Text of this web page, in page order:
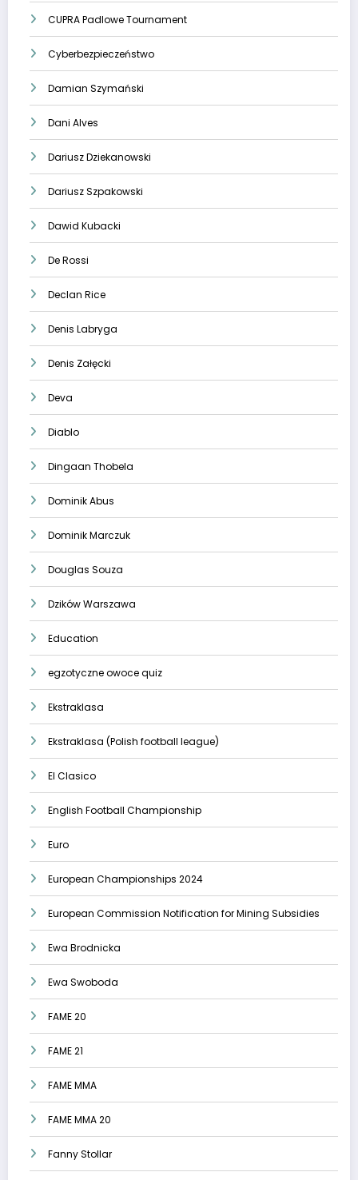
CUPRA Padlowe Tournament
Cyberbezpieczeństwo
Damian Szymański
Dani Alves
Dariusz Dziekanowski
Dariusz Szpakowski
Dawid Kubacki
De Rossi
Declan Rice
Denis Labryga
Denis Załęcki
Deva
Diablo
Dingaan Thobela
Dominik Abus
Dominik Marczuk
Douglas Souza
Dzików Warszawa
Education
egzotyczne owoce quiz
Ekstraklasa
Ekstraklasa (Polish football league)
El Clasico
English Football Championship
Euro
European Championships 2024
European Commission Notification for Mining Subsidies
Ewa Brodnicka
Ewa Swoboda
FAME 20
FAME 21
FAME MMA
FAME MMA 20
Fanny Stollar